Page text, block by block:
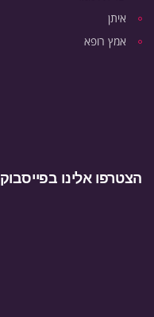
איתן
אמץ רופא
הצטרפו אלינו בפייסבוק